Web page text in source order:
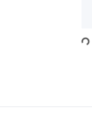
Loading...